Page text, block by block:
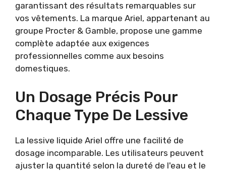
garantissant des résultats remarquables sur
vos vêtements. La marque Ariel, appartenant au
groupe Procter & Gamble, propose une gamme
complète adaptée aux exigences
professionnelles comme aux besoins
domestiques.
Un Dosage Précis Pour
Chaque Type De Lessive
La lessive liquide Ariel offre une facilité de
dosage incomparable. Les utilisateurs peuvent
ajuster la quantité selon la dureté de l'eau et le